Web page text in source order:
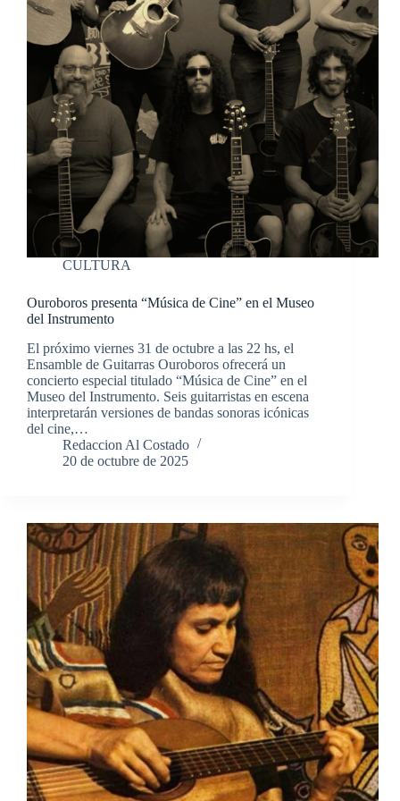
CULTURA
Ouroboros presenta “Música de Cine” en el Museo
del Instrumento
El próximo viernes 31 de octubre a las 22 hs, el
Ensamble de Guitarras Ouroboros ofrecerá un
concierto especial titulado “Música de Cine” en el
Museo del Instrumento. Seis guitarristas en escena
interpretarán versiones de bandas sonoras icónicas
del cine,…
Redaccion Al Costado
20 de octubre de 2025